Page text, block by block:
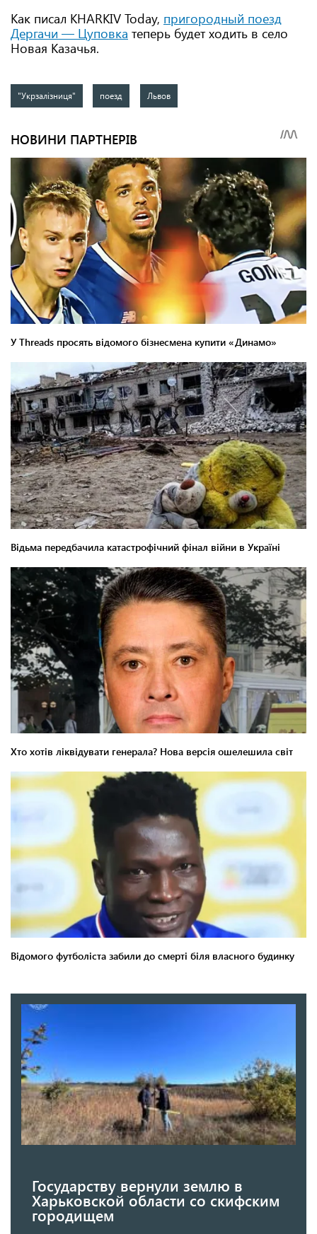
Как писал KHARKIV Today, пригородный поезд
Дергачи — Цуповка теперь будет ходить в село
Новая Казачья.
"Укрзалізниця" поезд Львов
Государству вернули землю в
Харьковской области со скифским
городищем